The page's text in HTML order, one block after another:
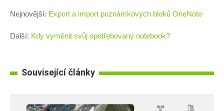
Nejnovější: Export a import poznámkových bloků OneNote
Další: Kdy vyměnit svůj opotřebovaný notebook?
Související články